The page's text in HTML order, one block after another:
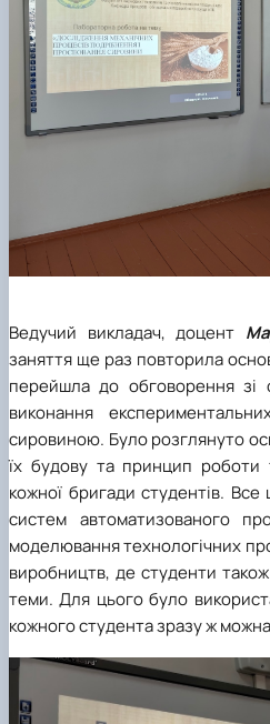
Ведучий викладач, доцент
заняття ще раз повторила
перейшла до обговорення
виконання
сировиною. Було розглянуто
їх будову та принцип
кожної бригади студентів. Все
систем автоматизованого
моделювання технологічних
виробництв, де студенти
теми. Для цього було
кожного студента зразу ж